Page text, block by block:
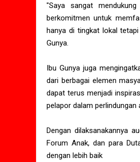
"Saya sangat
berkomitmen untuk
hanya di tingkat lokal
Gunya.
Ibu Gunya juga
dari berbagai elemen
dapat terus menjadi
pelapor dalam perlindungan
Dengan dilaksanakannya
Forum Anak, dan para
dengan lebih baik